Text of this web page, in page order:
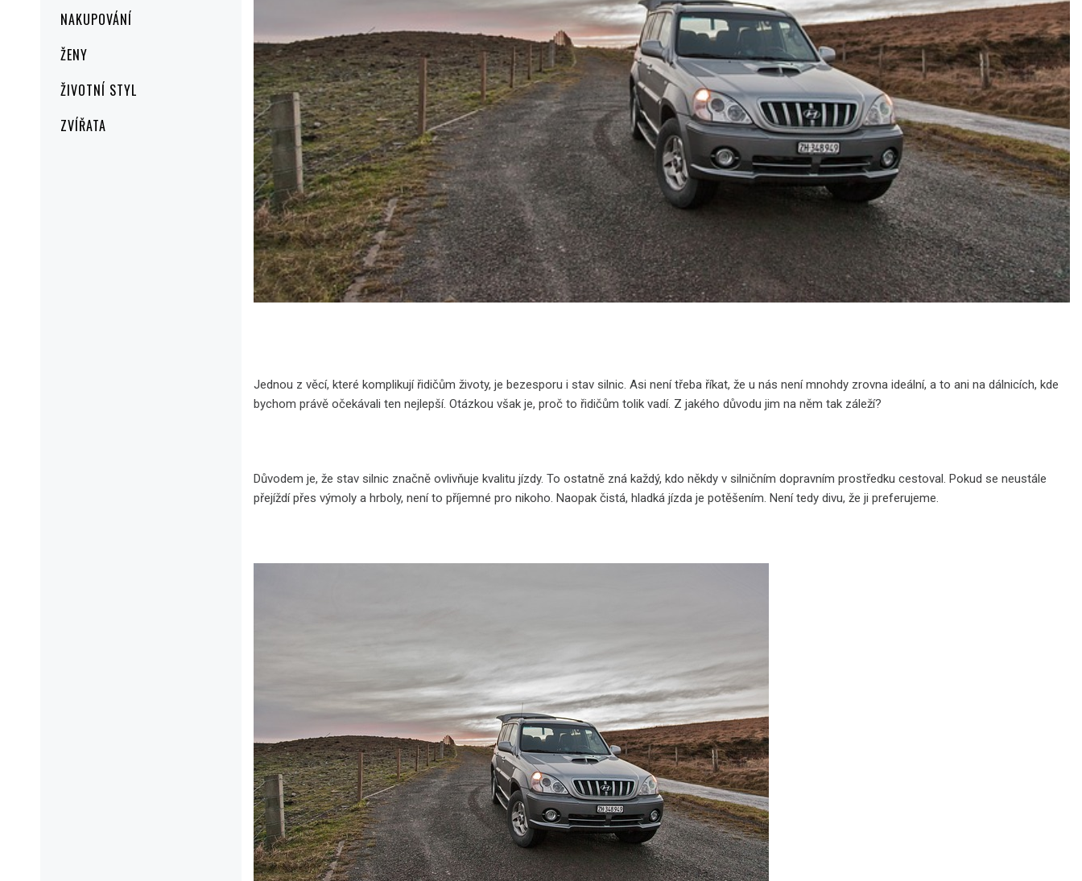
NAKUPOVÁNÍ
ŽENY
ŽIVOTNÍ STYL
ZVÍŘATA
Jednou z věcí, které komplikují řidičům životy, je bezesporu i stav silnic. Asi není třeba říkat, že u nás není mnohdy zrovna ideální, a to ani na dálnicích, kde
bychom právě očekávali ten nejlepší. Otázkou však je, proč to řidičům tolik vadí. Z jakého důvodu jim na něm tak záleží?
Důvodem je, že stav silnic značně ovlivňuje kvalitu jízdy. To ostatně zná každý, kdo někdy v silničním dopravním prostředku cestoval. Pokud se neustále
přejíždí přes výmoly a hrboly, není to příjemné pro nikoho. Naopak čistá, hladká jízda je potěšením. Není tedy divu, že ji preferujeme.